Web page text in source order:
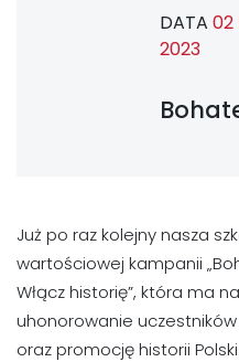
DATA 02
2023
Już po raz kolejny nasza
wartościowej kampanii
Włącz historię”, która ma
uhonorowanie
oraz promocję historii